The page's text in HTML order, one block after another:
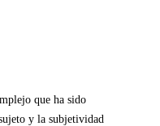
que ha sido
y la subjetividad